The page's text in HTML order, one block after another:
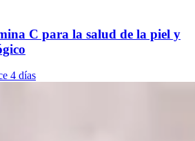
C para la salud de la piel y
4 días